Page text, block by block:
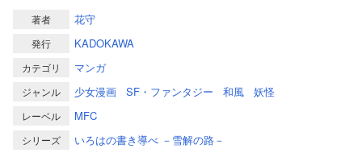
著者 花守
発行 KADOKAWA
カテゴリ マンガ
ジャンル 少女漫画 SF・ファンタジー 和風 妖怪
レーベル MFC
シリーズ
いろはの書き導べ －雪解の路－